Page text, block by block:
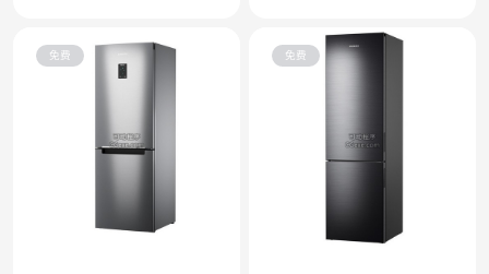
免费 免费